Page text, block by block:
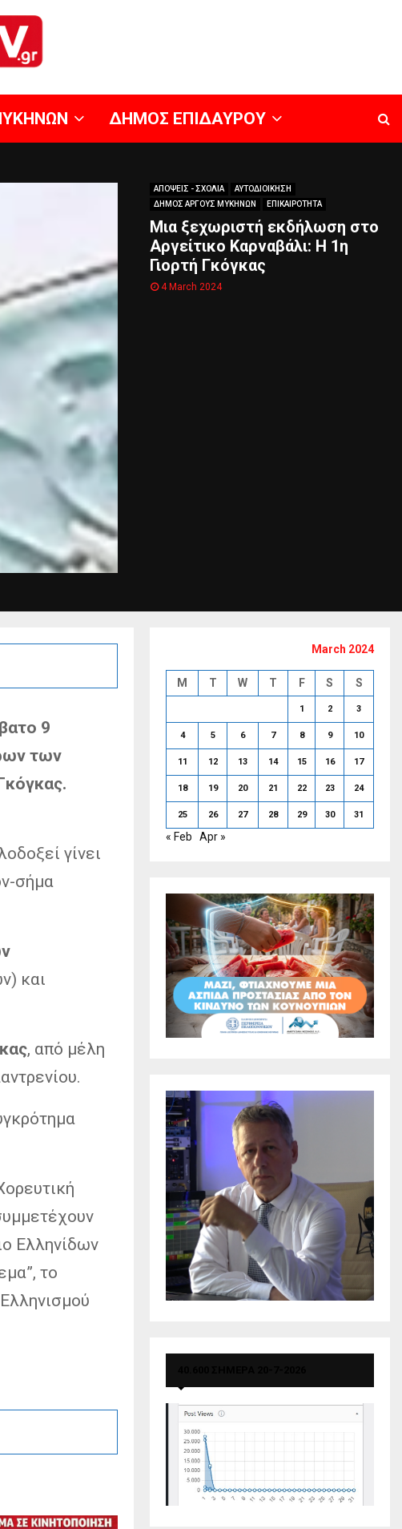
ΔΗΜΟΣ ΕΠΙΔΑΥΡΟΥ
ΑΠΟΨΕΙΣ - ΣΧΟΛΙΑ
ΑΥΤΟΔΙΟΙΚΗΣΗ
ΔΗΜΟΣ ΑΡΓΟΥΣ ΜΥΚΗΝΩΝ
ΕΠΙΚΑΙΡΟΤΗΤΑ
Μια ξεχωριστή εκδήλωση στο
Αργείτικο Καρναβάλι: Η 1η
Γιορτή Γκόγκας
4 March 2024
9
των
γίνει
σήμα
και
, από μέλη
Ελληνίδων
το
March 2024
M T W T F S S
1 2 3
4 5 6 7 8 9 10
11 12 13 14 15 16 17
18 19 20 21 22 23 24
25 26 27 28 29 30 31
« Feb Apr »